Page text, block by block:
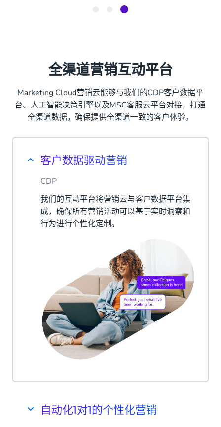
全渠道营销互动平台
Marketing Cloud营销云能够与我们的CDP客户数据平
台、人工智能决策引擎以及MSC客服云平台对接，打通
全渠道数据，确保提供全渠道一致的客户体验。
客户数据驱动营销
CDP
我们的互动平台将营销云与客户数据平台集
成，确保所有营销活动可以基于实时洞察和
行为进行个性化定制。
自动化1对1的个性化营销